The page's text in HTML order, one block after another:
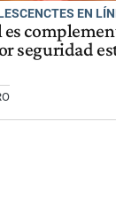
EN
seguridad